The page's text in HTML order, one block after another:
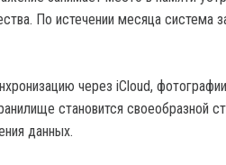
По истечении месяца система
через iCloud,
становится своеобразной
данных.